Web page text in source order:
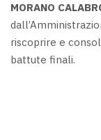
MORANO
riscoprire e
battute finali.